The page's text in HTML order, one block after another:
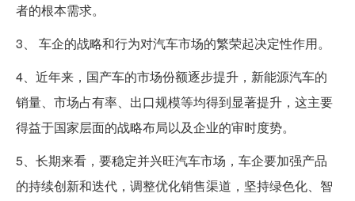
者的根本需求。
3、 车企的战略和行为对汽车市场的繁荣起决定性作用。
4、近年来，国产车的市场份额逐步提升，新能源汽车的
销量、市场占有率、出口规模等均得到显著提升，这主要
得益于国家层面的战略布局以及企业的审时度势。
5、长期来看，要稳定并兴旺汽车市场，车企要加强产品
的持续创新和迭代，调整优化销售渠道，坚持绿色化、智